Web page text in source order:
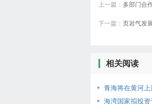
上一篇： 多部门合
下一篇： 页岩气发
相关阅读
青海将在黄河
海湾国家拟投